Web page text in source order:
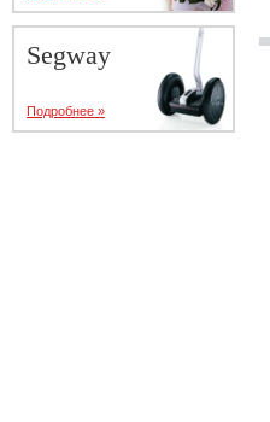
Segway
Подробнее »